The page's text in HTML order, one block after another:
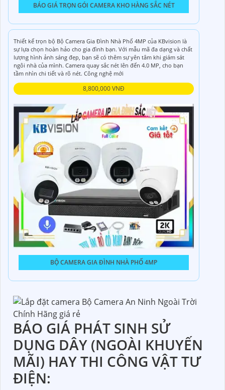
BÁO GIÁ TRỌN GÓI CAMERA KHO HÀNG SẮC NÉT
BỘ CAMERA GIA ĐÌNH NHÀ PHỐ 4MP
Thiết kế trọn bộ Bộ Camera Gia Đình Nhà Phố 4MP của KBvision là
sự lựa chọn hoàn hảo cho gia đình bạn. Với mẫu mã đa dạng và chất
lượng hình ảnh sáng đẹp, bạn sẽ có thêm sự yên tâm khi giám sát
ngôi nhà của mình. Camera quay sắc nét lên đến 4.0 MP, cho bạn
tầm nhìn chi tiết và rõ nét. Công nghệ mới
8,800,000 VNĐ
BÁO GIÁ PHÁT SINH SỬ
DỤNG DÂY (NGOÀI KHUYẾN
MÃI) HAY THI CÔNG VẬT TƯ
ĐIỆN: